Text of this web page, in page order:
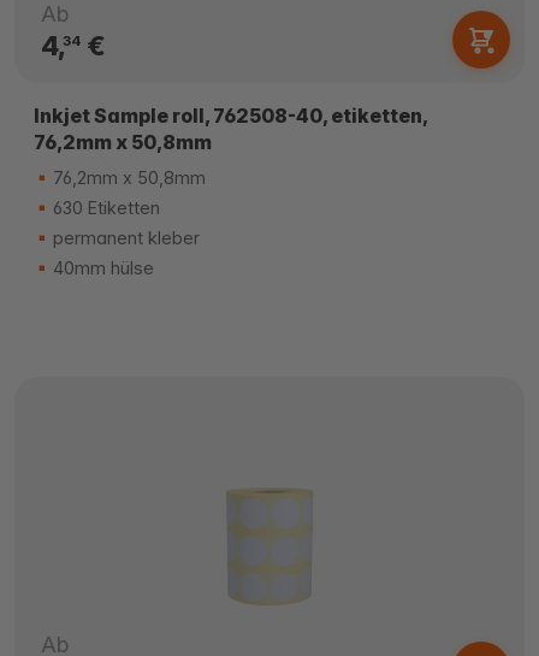
Ab
4,34€
Inkjet Sample roll, 762508-40, etiketten,
76,2mm x 50,8mm
76,2mm x 50,8mm
630 Etiketten
permanent kleber
40mm hülse
Ab